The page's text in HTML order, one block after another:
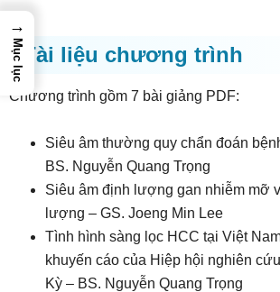
Tài liệu chương trình
Chương trình gồm 7 bài giảng PDF:
Siêu âm thường quy chẩn đoán
BS. Nguyễn Quang Trọng
Siêu âm định lượng gan nhiễm mỡ
lượng – GS. Joeng Min Lee
Tình hình sàng lọc HCC tại Việt
khuyến cáo của Hiệp hội nghiên
Kỳ – BS. Nguyễn Quang Trọng
→
Mục lục